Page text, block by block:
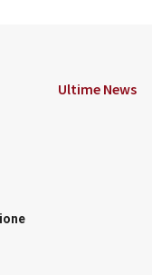
Ultime News